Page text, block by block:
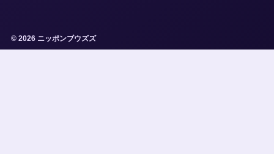
© 2026 ニッポンブウズズ